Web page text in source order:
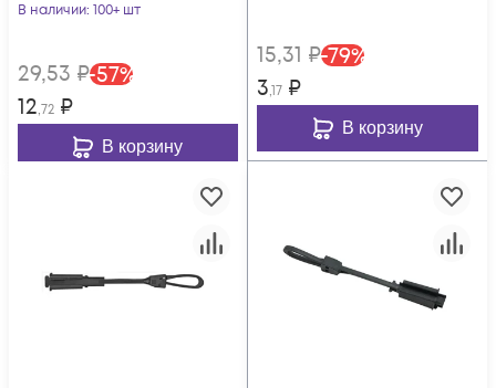
В наличии: 100+ шт
29,53 ₽-57%
12,72 ₽
В корзину
15,31 ₽-79%
3,17 ₽
В корзину